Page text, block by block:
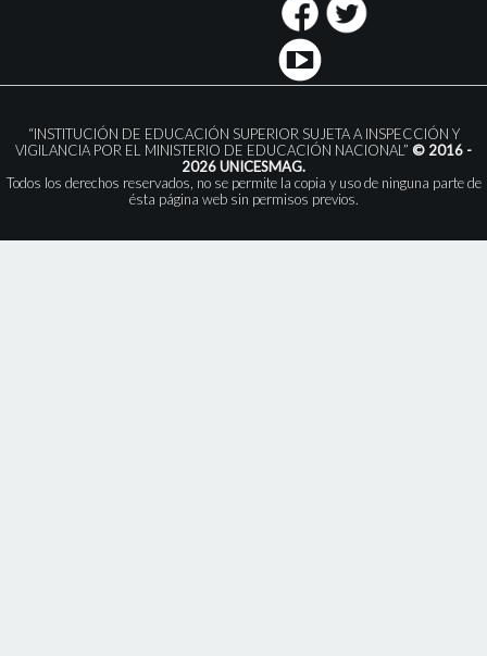
“INSTITUCIÓN DE EDUCACIÓN SUPERIOR SUJETA A INSPECCIÓN Y
VIGILANCIA POR EL MINISTERIO DE EDUCACIÓN NACIONAL” © 2016 -
2026 UNICESMAG.
Todos los derechos reservados, no se permite la copia y uso de ninguna parte de
ésta página web sin permisos previos.